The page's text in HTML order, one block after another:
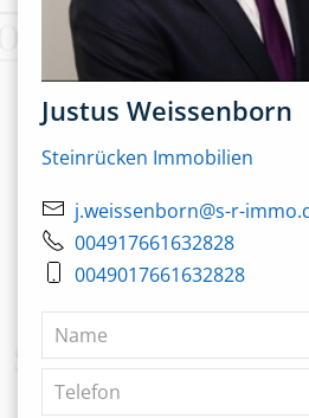
Justus Weissenborn
Steinrücken Immobilien
j.weissenborn@s-r-
004917661632828
0049017661632828